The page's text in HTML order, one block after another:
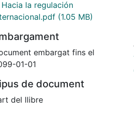
Hacia la regulación
(1.05 MB)
embargat fins el
01-01
de document
del llibre